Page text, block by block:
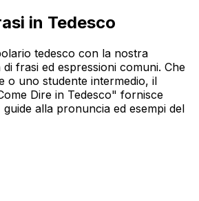
in Tedesco
tedesco con la nostra
frasi ed espressioni comuni. Che
o uno studente intermedio, il
Dire in Tedesco" fornisce
alla pronuncia ed esempi del